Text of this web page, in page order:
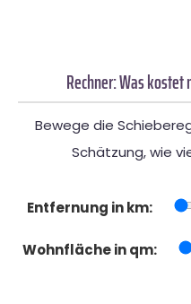
Rechner: Was
Bewege die
Schätzung, wie
Entfernung in km:
Wohnfläche in qm: